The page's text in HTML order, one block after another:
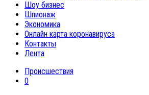
Шоу бизнес
Шпионаж
Экономика
Онлайн карта коронавируса
Контакты
Лента
Происшествия
0